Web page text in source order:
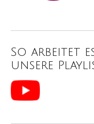
So arbeitet
unsere